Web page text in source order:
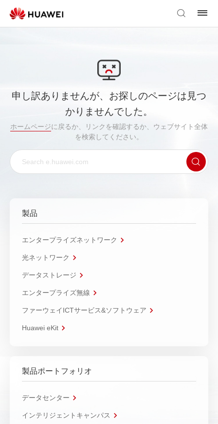
申し訳ありませんが、お探しのページは見つ
かりませんでした。
ホームページに戻るか、リンクを確認するか、ウェブサイト全体
を検索してください。
製品
エンタープライズネットワーク
光ネットワーク
データストレージ
エンタープライズ無線
ファーウェイICTサービス&ソフトウェア
Huawei eKit
製品ポートフォリオ
データセンター
インテリジェントキャンパス